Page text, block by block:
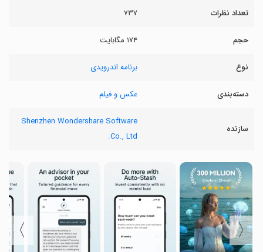
تعداد نظرات ۷۳۷
حجم ۱۷۴ مگابایت
نوع برنامه اندرویدی
دسته‌بندی عکس و فیلم
سازنده
Shenzhen Wondershare Software
Co., Ltd.
〈
〉